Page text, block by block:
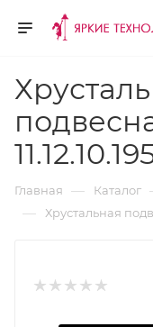
Главная — Каталог
— Хрустальная